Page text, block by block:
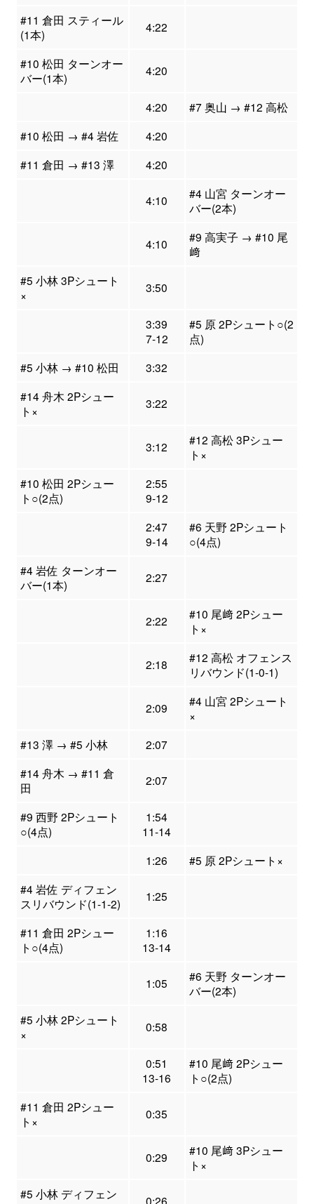
#11 倉田 スティール
(1本)
4:22
#10 松田 ターンオー
バー(1本)
4:20
4:20
#7 奥山 → #12 高松
#10 松田 → #4 岩佐
4:20
#11 倉田 → #13 澤
4:20
4:10
#4 山宮 ターンオー
バー(2本)
4:10
#9 高実子 → #10 尾
﨑
#5 小林 3Pシュート
×
3:50
3:39
7-12
#5 原 2Pシュート○(2
点)
#5 小林 → #10 松田
3:32
#14 舟木 2Pシュー
ト×
3:22
3:12
#12 高松 3Pシュー
ト×
#10 松田 2Pシュー
ト○(2点)
2:55
9-12
2:47
9-14
#6 天野 2Pシュート
○(4点)
#4 岩佐 ターンオー
バー(1本)
2:27
2:22
#10 尾﨑 2Pシュー
ト×
2:18
#12 高松 オフェンス
リバウンド(1-0-1)
2:09
#4 山宮 2Pシュート
×
#13 澤 → #5 小林
2:07
#14 舟木 → #11 倉
田
2:07
#9 西野 2Pシュート
○(4点)
1:54
11-14
1:26
#5 原 2Pシュート×
#4 岩佐 ディフェン
スリバウンド(1-1-2)
1:25
#11 倉田 2Pシュー
ト○(4点)
1:16
13-14
1:05
#6 天野 ターンオー
バー(2本)
#5 小林 2Pシュート
×
0:58
0:51
13-16
#10 尾﨑 2Pシュー
ト○(2点)
#11 倉田 2Pシュー
ト×
0:35
0:29
#10 尾﨑 3Pシュー
ト×
#5 小林 ディフェン
0:26